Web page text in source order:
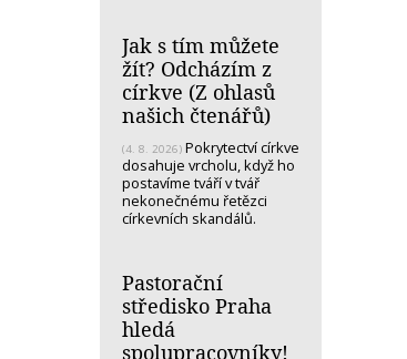
Jak s tím můžete
žít? Odcházím z
církve (Z ohlasů
našich čtenářů)
(4. 8. 2026) Pokrytectví církve
dosahuje vrcholu, když ho
postavíme tváří v tvář
nekonečnému řetězci
církevních skandálů.
Pastorační
středisko Praha
hledá
spolupracovníky!